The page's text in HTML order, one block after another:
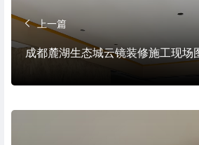
上一篇
成都麓湖生态城云镜装修施工现场